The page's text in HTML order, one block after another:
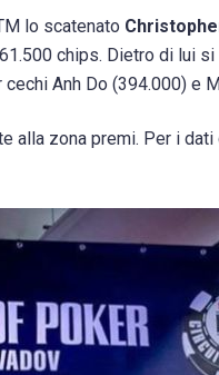
lo scatenato
chips. Dietro di lui
Anh Do (394.000) e
alla zona premi. Per i